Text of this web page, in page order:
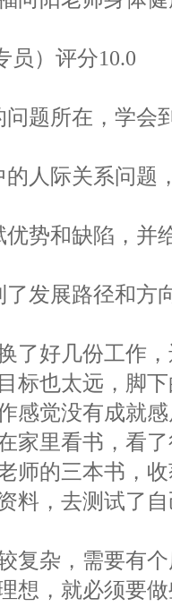
员）评分10.0
问题所在，学会
的人际关系问题
优势和缺陷，并
发展路径和方
了好几份工作
标也太远，脚
感觉没有成就
家里看书，看
师的三本书，
料，去测试了
复杂，需要有
想，就必须要